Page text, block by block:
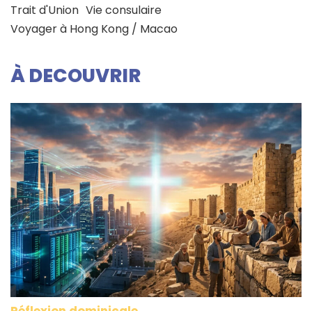
Trait d'Union Vie consulaire
Voyager à Hong Kong / Macao
À DECOUVRIR